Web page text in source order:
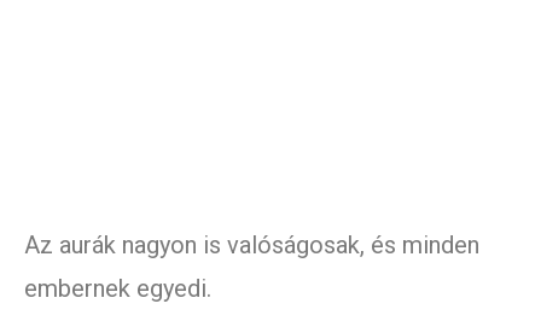
Az aurák nagyon is valóságosak, és minden
embernek egyedi.